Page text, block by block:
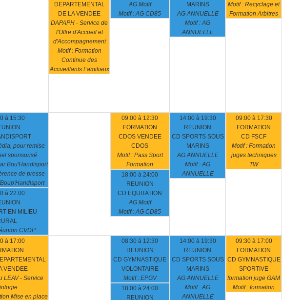
DEPARTEMENTAL
DE LA VENDEE
DAPAPH - Service de
l'Offre d'Accueil et
d'Accompagnement
Motif : Formation
Continue des
Accueillants Familiaux
AG Motif
Motif : AG CD85
MARINS
AG ANNUELLE
Motif : AG
ANNUELLE
Motif : Recyclage et
Formation Arbitres
à 15:30
pour remise
sponsorisé
Bou'Handisport
de presse
à 22:00
EN MILIEU
CVDP
09:00 à 12:30
FORMATION
CDOS VENDEE
CDOS
Motif : Pass Sport
Formation
18:00 à 24:00
REUNION
CD EQUITATION
AG Motif
Motif : AG CD85
14:00 à 19:30
REUNION
CD SPORTS SOUS
MARINS
AG ANNUELLE
Motif : AG
ANNUELLE
09:00 à 17:30
FORMATION
CD FSCF
Motif : Formation
juges techniques
TW
à 17:00
VENDEE
LEAV - Service
Mise en place
08:30 à 12:30
REUNION
CD GYMNASTIQUE
VOLONTAIRE
Motif : EPGV
18:00 à 24:00
REUNION
14:00 à 19:30
REUNION
CD SPORTS SOUS
MARINS
AG ANNUELLE
Motif : AG
ANNUELLE
09:30 à 17:00
FORMATION
CD GYMNASTIQUE
SPORTIVE
formation juge GAM
Motif : formation